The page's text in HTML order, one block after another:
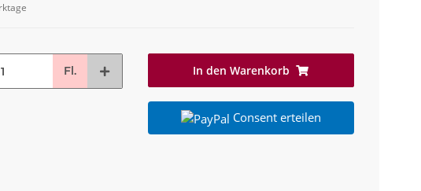
Fl. In den Warenkorb
Consent erteilen